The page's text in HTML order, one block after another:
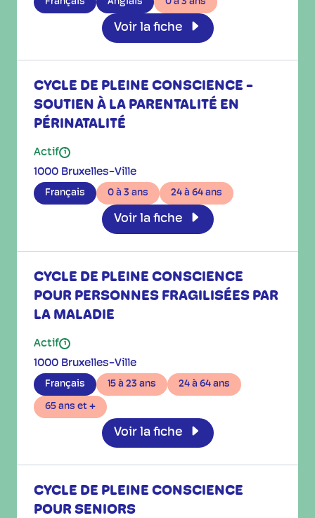
Voir la fiche
CYCLE DE PLEINE CONSCIENCE -
SOUTIEN À LA PARENTALITÉ EN
PÉRINATALITÉ
Actif i
1000 Bruxelles-Ville
Français 0 à 3 ans 24 à 64 ans
Voir la fiche
CYCLE DE PLEINE CONSCIENCE
POUR PERSONNES FRAGILISÉES PAR
LA MALADIE
Actif i
1000 Bruxelles-Ville
Français 15 à 23 ans 24 à 64 ans
65 ans et +
Voir la fiche
CYCLE DE PLEINE CONSCIENCE
POUR SENIORS